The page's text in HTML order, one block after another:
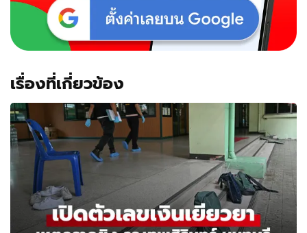
เรื่องที่เกี่ยวข้อง